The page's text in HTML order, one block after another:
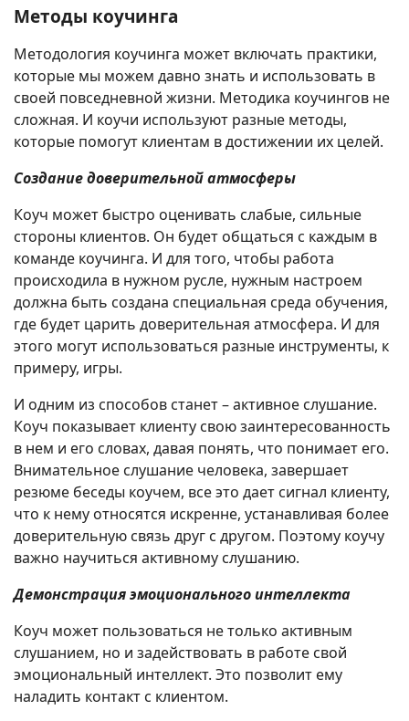
Методы коучинга
Методология коучинга может включать практики,
которые мы можем давно знать и использовать в
своей повседневной жизни. Методика коучингов не
сложная. И коучи используют разные методы,
которые помогут клиентам в достижении их целей.
Создание доверительной атмосферы
Коуч может быстро оценивать слабые, сильные
стороны клиентов. Он будет общаться с каждым в
команде коучинга. И для того, чтобы работа
происходила в нужном русле, нужным настроем
должна быть создана специальная среда обучения,
где будет царить доверительная атмосфера. И для
этого могут использоваться разные инструменты, к
примеру, игры.
И одним из способов станет – активное слушание.
Коуч показывает клиенту свою заинтересованность
в нем и его словах, давая понять, что понимает его.
Внимательное слушание человека, завершает
резюме беседы коучем, все это дает сигнал клиенту,
что к нему относятся искренне, устанавливая более
доверительную связь друг с другом. Поэтому коучу
важно научиться активному слушанию.
Демонстрация эмоционального интеллекта
Коуч может пользоваться не только активным
слушанием, но и задействовать в работе свой
эмоциональный интеллект. Это позволит ему
наладить контакт с клиентом.